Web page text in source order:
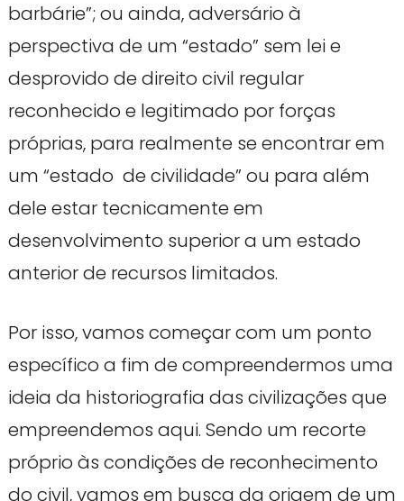
barbárie”; ou ainda, adversário à
perspectiva de um “estado” sem lei e
desprovido de direito civil regular
reconhecido e legitimado por forças
próprias, para realmente se encontrar em
um “estado de civilidade” ou para além
dele estar tecnicamente em
desenvolvimento superior a um estado
anterior de recursos limitados.
Por isso, vamos começar com um ponto
específico a fim de compreendermos uma
ideia da historiografia das civilizações que
empreendemos aqui. Sendo um recorte
próprio às condições de reconhecimento
do civil, vamos em busca da origem de um